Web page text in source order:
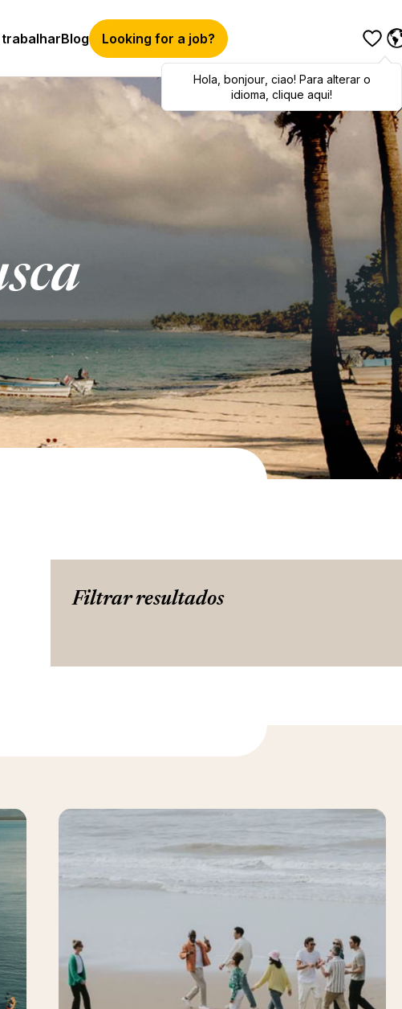
trabalharBlog Looking for a job?
Hola,bonjour,ciao! To switch
languages, click here!
Hola bonjour, ciao! Para alterar o
idioma, clique aqui!
Filtrar resultados